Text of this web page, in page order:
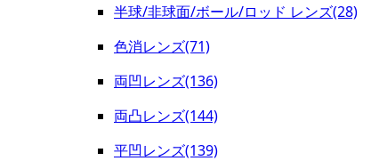
半球/非球面/ボール/ロッド レンズ(28)
色消レンズ(71)
両凹レンズ(136)
両凸レンズ(144)
平凹レンズ(139)